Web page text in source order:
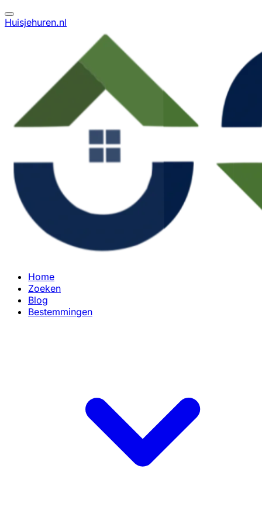
Huisjehuren.nl
Home
Zoeken
Blog
Bestemmingen